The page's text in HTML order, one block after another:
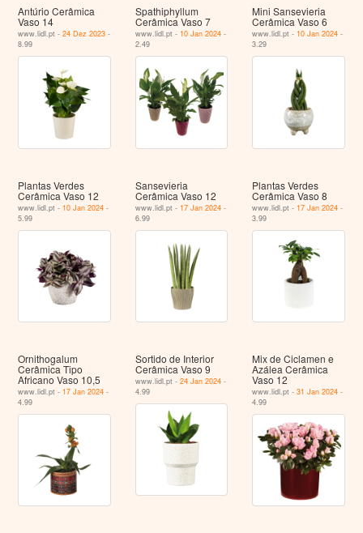
Antúrio Cerâmica
Vaso 14
www.lidl.pt -24 Dez 2023 -
8.99
Spathiphyllum
Cerâmica Vaso 7
www.lidl.pt - 10 Jan 2024-
2.49
Mini Sansevieria
Cerâmica Vaso 6
www.lidl.pt - 10 Jan 2024 -
3.29
Plantas Verdes
Cerâmica Vaso 12
www.lidl.pt - 10 Jan 2024 -
5.99
Sansevieria
Cerâmica Vaso 12
www.lidl.pt - 17 Jan 2024-
6.99
Plantas Verdes
Cerâmica Vaso 8
www.lidl.pt - 17 Jan 2024 -
3.99
Ornithogalum
Cerâmica Tipo
Africano Vaso 10,5
www.lidl.pt - 17 Jan 2024 -
4.99
Sortido de Interior
Cerâmica Vaso 9
www.lidl.pt - 24 Jan 2024-
4.99
Mix de Ciclamen e
Azálea Cerâmica
Vaso 12
www.lidl.pt -31 Jan 2024 -
4.99